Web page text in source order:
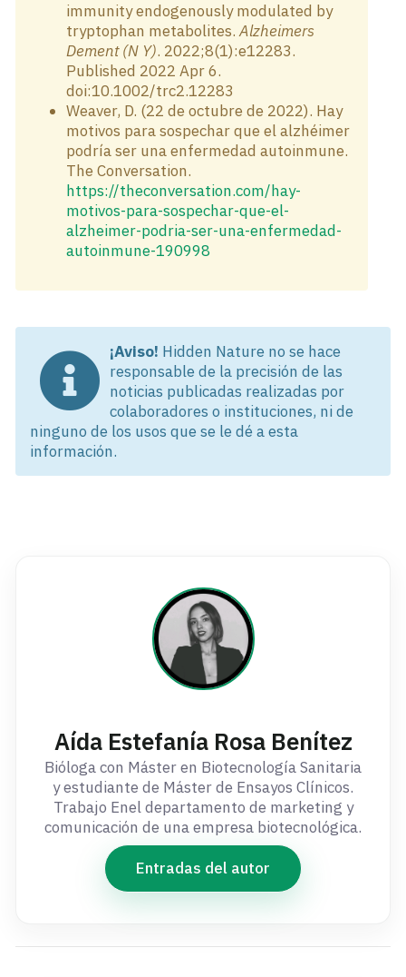
immunity endogenously modulated by
tryptophan metabolites.Alzheimers
Dement (N Y). 2022;8(1):e12283.
Published 2022 Apr 6.
doi:10.1002/trc2.12283
Weaver, D. (22 de octubre de 2022). Hay
motivos para sospechar que el alzhéimer
podría ser una enfermedad autoinmune.
The Conversation.
https://theconversation.com/hay-
motivos-para-sospechar-que-el-
alzheimer-podria-ser-una-enfermedad-
autoinmune-190998
¡Aviso! Hidden Nature no se hace
responsable de la precisión de las
noticias publicadas realizadas por
colaboradores o instituciones, ni de
ninguno de los usos que se le dé a esta
información.
Aída Estefanía Rosa Benítez
Bióloga con Máster en Biotecnología Sanitaria
y estudiante de Máster de Ensayos Clínicos.
Trabajo Enel departamento de marketing y
comunicación de una empresa biotecnológica.
Entradas del autor